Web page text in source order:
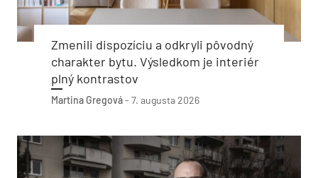
Zmenili dispozíciu a odkryli pôvodný
charakter bytu. Výsledkom je interiér
plný kontrastov
Martina Gregová- 7. augusta 2026